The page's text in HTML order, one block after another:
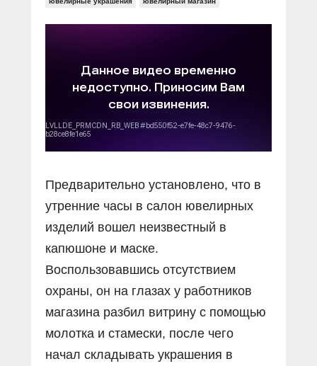
Социальные ролики
Прямой разговор
В знании сила
КиберПОСТОВОЙ
О ПОРТАЛЕ
Вакансии
Предварительно установлено, что в
утренние часы в салон ювелирных
изделий вошел неизвестный в
капюшоне и маске.
Воспользовавшись отсутствием
охраны, он на глазах у работников
магазина разбил витрину с помощью
молотка и стамески, после чего
начал складывать украшения в